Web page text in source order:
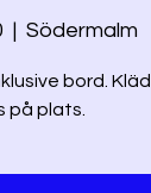
  |
Södermalm
bord.
på plats.